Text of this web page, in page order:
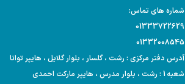
شماره های تماس:
01333722629
01332008545
آدرس دفتر مرکزی : رشت ، گلسار ، بلوار گلایل ، هایپر توانا
شعبه 1 : رشت ، بلوار مدرس ، هایپر مارکت احمدی